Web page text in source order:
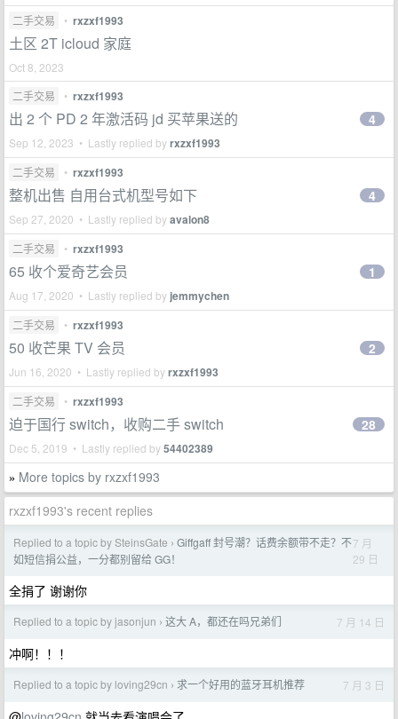
二手交易 • rxzxf1993
土区 2T icloud 家庭
Oct 8, 2023
二手交易
• rxzxf1993
出 2 个 PD 2 年激活码 jd 买苹果送的
Sep 12, 2023 • Lastly replied byrxzxf1993
4
二手交易 • rxzxf1993
整机出售 自用台式机型号如下
Sep 27, 2020 • Lastly replied byavalon8
4
二手交易 • rxzxf1993
65 收个爱奇艺会员
Aug 17, 2020 • Lastly replied by jemmychen
1
二手交易 • rxzxf1993
50 收芒果 TV 会员
Jun 16, 2020 • Lastly replied byrxzxf1993
2
二手交易 • rxzxf1993
迫于国行 switch，收购二手 switch
Dec 5, 2019 • Lastly replied by54402389
28
» More topics by rxzxf1993
rxzxf1993's recent replies
Replied to a topic by SteinsGate › Giffgaff 封号潮？话费余额带不走？不
如短信捐公益，一分都别留给 GG！
7 月
29 日
全捐了 谢谢你
Replied to a topic by jasonjun › 这大 A，都还在吗兄弟们 7 月 14 日
冲啊！！！
Replied to a topic by loving29cn › 求一个好用的蓝牙耳机推荐 7 月 3 日